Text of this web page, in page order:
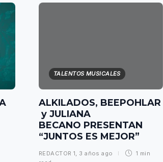
TALENTOS MUSICALES
ALKILADOS, BEEPOHLAR
y JULIANA
BECANO PRESENTAN
“JUNTOS ES MEJOR”
REDACTOR 1, 3 años ago
1 min